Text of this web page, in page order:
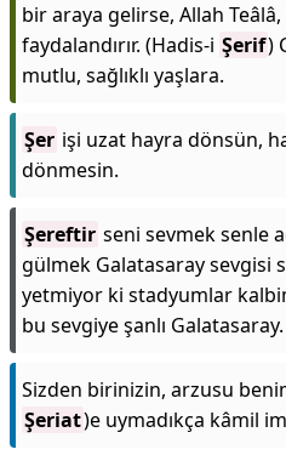
bir araya gelirse, Allah
faydalandırır. (Hadis-i Şerif)
mutlu, sağlıklı yaşlara.
Şer işi uzat hayra dönsün,
dönmesin.
Şereftir seni sevmek senle
gülmek Galatasaray sevgisi
yetmiyor ki stadyumlar
bu sevgiye şanlı Galatasaray.
Sizden birinizin, arzusu
Şeriat)e uymadıkça kâmil